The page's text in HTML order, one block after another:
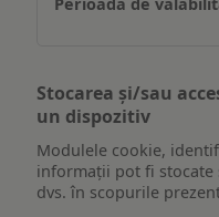
Stocarea și/sau
un dispozitiv
Modulele cookie,
informații pot fi stocate
dvs. în scopurile